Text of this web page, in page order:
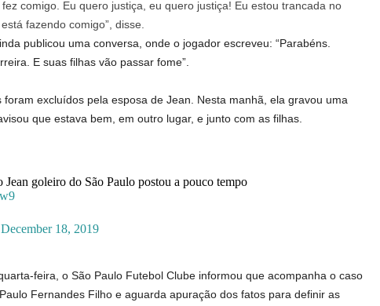
comigo. Eu quero justiça, eu quero justiça! Eu estou trancada no
fazendo comigo”, disse.
publicou uma conversa, onde o jogador escreveu: “Parabéns.
E suas filhas vão passar fome”.
excluídos pela esposa de Jean. Nesta manhã, ela gravou uma
que estava bem, em outro lugar, e junto com as filhas.
Jean goleiro do São Paulo postou a pouco tempo
December 18, 2019
feira, o São Paulo Futebol Clube informou que acompanha o caso
Fernandes Filho e aguarda apuração dos fatos para definir as